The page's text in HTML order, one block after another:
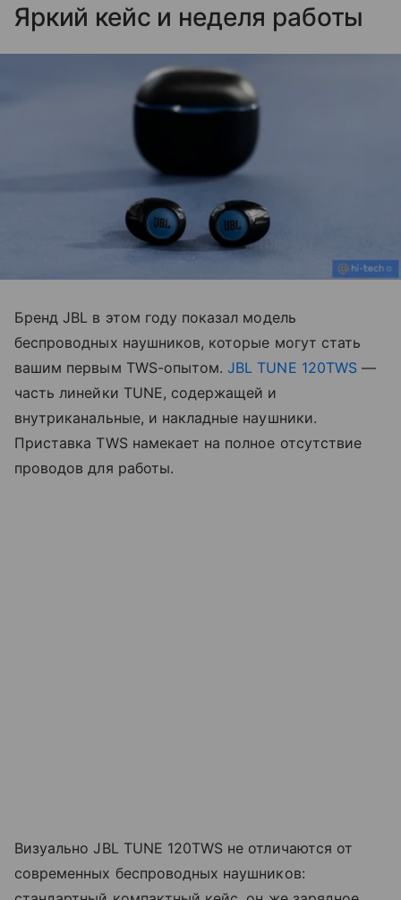
Яркий кейс и неделя работы
Бренд JBL в этом году показал модель
беспроводных наушников, которые могут стать
вашим первым TWS-опытом.JBL TUNE 120TWS—
часть линейки TUNE, содержащей и
внутриканальные, и накладные наушники.
Приставка TWS намекает на полное отсутствие
проводов для работы.
Визуально JBL TUNE 120TWS не отличаются от
современных беспроводных наушников: